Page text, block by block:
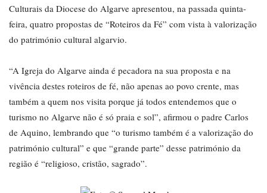
Culturais da Diocese do Algarve apresentou, na passada quinta-
feira, quatro propostas de “Roteiros da Fé” com vista à valorização
do património cultural algarvio.
“A Igreja do Algarve ainda é pecadora na sua proposta e na
vivência destes roteiros de fé, não apenas ao povo crente, mas
também a quem nos visita porque já todos entendemos que o
turismo no Algarve não é só praia e sol”, afirmou o padre Carlos
de Aquino, lembrando que “o turismo também é a valorização do
património cultural” e que “grande parte” desse património da
região é “religioso, cristão, sagrado”.